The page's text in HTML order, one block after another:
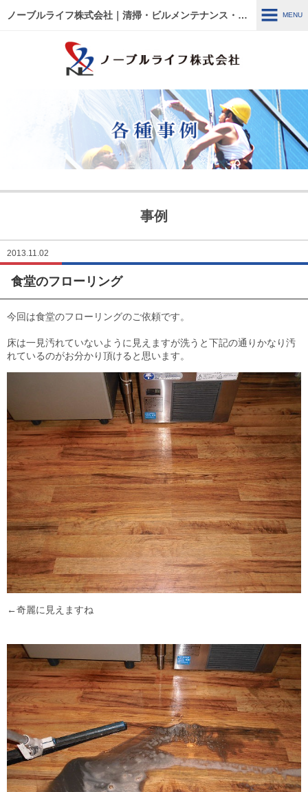
ノーブルライフ株式会社｜清掃・ビルメンテナンス・施設管理・改修工事｜大阪・兵庫・京都・滋賀・東京 MENU
各種事例
ノーブルライフの強み・特徴
ウルトラフロアケア
エアコン関連 ～修繕・入
リフォーム・修繕工事
目安・価格表
喜びの声
会社概要
アクセスマップ
スタッフ紹介
新着情報
お問合せ
事例
2013.11.02
食堂のフローリング
今回は食堂のフローリングのご依頼です。
床は一見汚れていないように見えますが洗うと下記の通りかなり汚
れているのがお分かり頂けると思います。
←奇麗に見えますね